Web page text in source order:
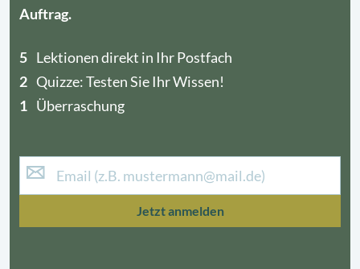
Auftrag.
5 Lektionen direkt in Ihr Postfach
2 Quizze: Testen Sie Ihr Wissen!
1 Überraschung
1
Jetzt anmelden